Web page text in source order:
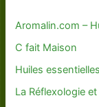
Aromalin.com –
C fait Maison
Huiles
La Réflexologie